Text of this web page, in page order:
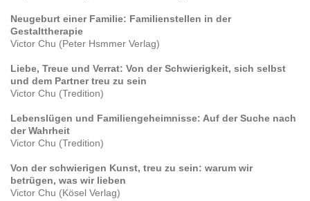
Neugeburt einer Familie: Familienstellen in der
Gestalttherapie
Victor Chu (Peter Hsmmer Verlag)
Liebe, Treue und Verrat: Von der Schwierigkeit, sich selbst
und dem Partner treu zu sein
Victor Chu (Tredition)
Lebenslügen und Familiengeheimnisse: Auf der Suche nach
der Wahrheit
Victor Chu (Tredition)
Von der schwierigen Kunst, treu zu sein: warum wir
betrügen, was wir lieben
Victor Chu (Kösel Verlag)